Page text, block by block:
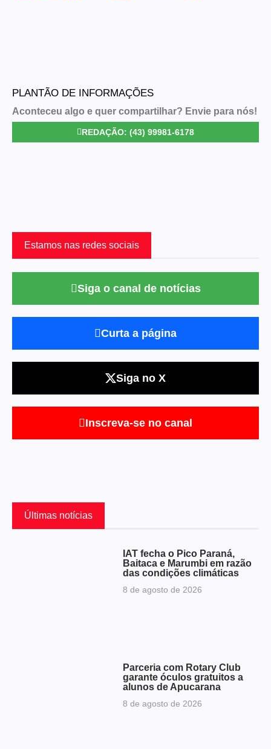
PLANTÃO DE INFORMAÇÕES
Aconteceu algo e quer compartilhar? Envie para nós!
REDAÇÃO: (43) 99981-6178
Estamos nas redes sociais
Siga o canal de notícias
Curta a página
Siga no X
Inscreva-se no canal
Últimas notícias
IAT fecha o Pico Paraná,
Baitaca e Marumbi em razão
das condições climáticas
8 de agosto de 2026
Parceria com Rotary Club
garante óculos gratuitos a
alunos de Apucarana
8 de agosto de 2026